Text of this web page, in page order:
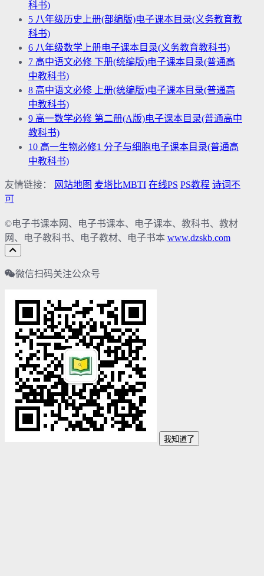
科书)
5 八年级历史上册(部编版)电子课本目录(义务教育教
科书)
6 八年级数学上册电子课本目录(义务教育教科书)
7 高中语文必修 下册(统编版)电子课本目录(普通高
中教科书)
8 高中语文必修 上册(统编版)电子课本目录(普通高
中教科书)
9 高一数学必修 第二册(A版)电子课本目录(普通高中
教科书)
10 高一生物必修1 分子与细胞电子课本目录(普通高
中教科书)
友情链接： 网站地图 麦塔比MBTI 在线PS PS教程 诗词不
可
©电子书课本网、电子书课本、电子课本、教科书、教材
网、电子教科书、电子教材、电子书本 www.dzskb.com
微信扫码关注公众号
我知道了